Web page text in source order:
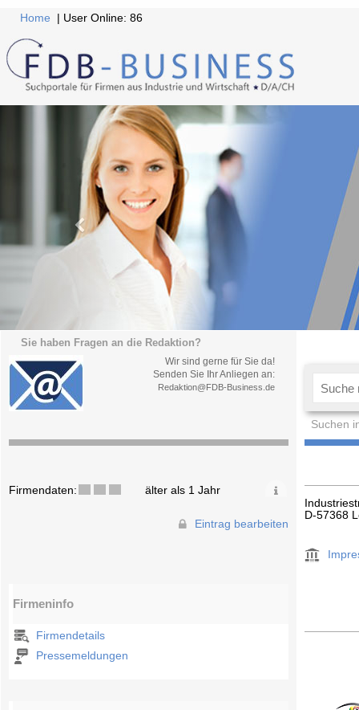
Home | User Online: 86
Sie haben Fragen an die Redaktion?
Wir sind gerne für Sie da!
Senden Sie Ihr Anliegen an:
Redaktion@FDB-Business.de
Suchen
Firmendaten: älter als 1 Jahr
Eintrag bearbeiten
Firmeninfo
Firmendetails
Pressemeldungen
D-57368